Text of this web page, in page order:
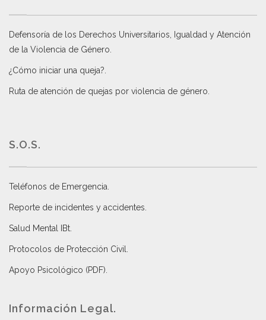
Defensoría de los Derechos Universitarios, Igualdad y Atención
de la Violencia de Género
¿Cómo iniciar una queja?
Ruta de atención de quejas por violencia de género
S.O.S.
Teléfonos de Emergencia.
Reporte de incidentes y accidentes
Salud Mental IBt
Protocolos de Protección Civil
Apoyo Psicológico (PDF)
Información Legal.